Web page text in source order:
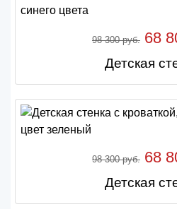
98 300 руб. 68
Детская
98 300 руб. 68
Детская